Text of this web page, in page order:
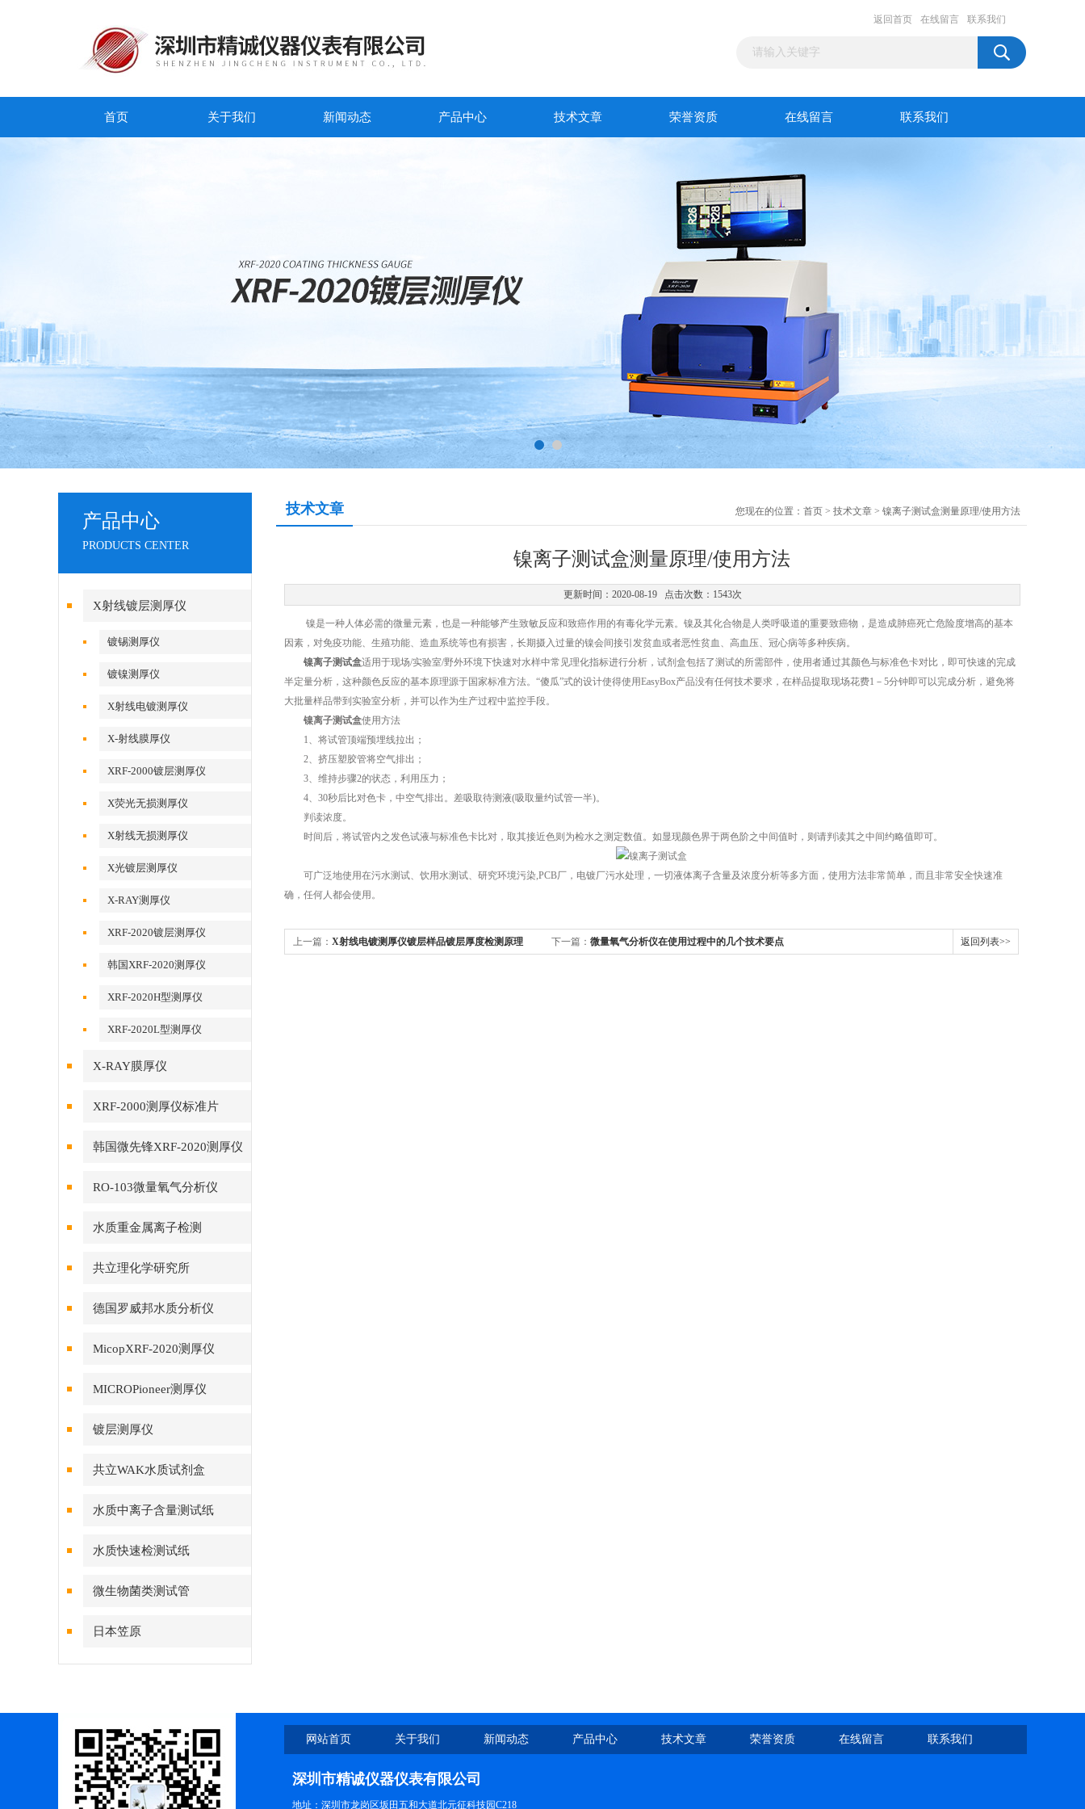
返回首页 在线留言 联系我们
首页 关于我们 新闻动态 产品中心 技术文章 荣誉资质 在线留言 联系我们
产品中心
PRODUCTS CENTER
X射线镀层测厚仪
镀锡测厚仪
镀镍测厚仪
X射线电镀测厚仪
X-射线膜厚仪
XRF-2000镀层测厚仪
X荧光无损测厚仪
X射线无损测厚仪
X光镀层测厚仪
X-RAY测厚仪
XRF-2020镀层测厚仪
韩国XRF-2020测厚仪
XRF-2020H型测厚仪
XRF-2020L型测厚仪
X-RAY膜厚仪
XRF-2000测厚仪标准片
韩国微先锋XRF-2020测厚仪
RO-103微量氧气分析仪
水质重金属离子检测
共立理化学研究所
德国罗威邦水质分析仪
MicopXRF-2020测厚仪
MICROPioneer测厚仪
镀层测厚仪
共立WAK水质试剂盒
水质中离子含量测试纸
水质快速检测试纸
微生物菌类测试管
日本笠原
技术文章 您现在的位置： 首页 > 技术文章 > 镍离子测试盒测量原理/使用方法
镍离子测试盒测量原理/使用方法
更新时间：2020-08-19 点击次数：1543次
镍是一种人体必需的微量元素，也是一种能够产生致敏反应和致癌作用的有毒化学元素。镍及其化合物是人类呼吸道的重要致癌物，是造成肺癌死亡危险度增高的基本
因素，对免疫功能、生殖功能、造血系统等也有损害，长期摄入过量的镍会间接引发贫血或者恶性贫血、高血压、冠心病等多种疾病。
镍离子测试盒适用于现场/实验室/野外环境下快速对水样中常见理化指标进行分析，试剂盒包括了测试的所需部件，使用者通过其颜色与标准色卡对比，即可快速的完成
半定量分析，这种颜色反应的基本原理源于国家标准方法。“傻瓜”式的设计使得使用EasyBox产品没有任何技术要求，在样品提取现场花费1－5分钟即可以完成分析，避免将
大批量样品带到实验室分析，并可以作为生产过程中监控手段。
镍离子测试盒使用方法
1、将试管顶端预埋线拉出；
2、挤压塑胶管将空气排出；
3、维持步骤2的状态，利用压力；
4、30秒后比对色卡，中空气排出。差吸取待测液(吸取量约试管一半)。
判读浓度。
时间后，将试管内之发色试液与标准色卡比对，取其接近色则为检水之测定数值。如显现颜色界于两色阶之中间值时，则请判读其之中间约略值即可。
可广泛地使用在污水测试、饮用水测试、研究环境污染,PCB厂，电镀厂污水处理，一切液体离子含量及浓度分析等多方面，使用方法非常简单，而且非常安全快速准
确，任何人都会使用。
上一篇： X射线电镀测厚仪镀层样品镀层厚度检测原理 下一篇： 微量氧气分析仪在使用过程中的几个技术要点 返回列表>>
网站首页 关于我们 新闻动态 产品中心 技术文章 荣誉资质 在线留言 联系我们
深圳市精诚仪器仪表有限公司
地址：深圳市龙岗区坂田五和大道北元征科技园C218